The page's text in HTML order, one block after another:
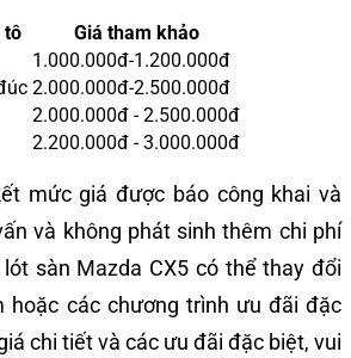
tô
Giá tham khảo
1.000.000đ-1.200.000đ
2.000.000đ-2.500.000đ
2.000.000đ - 2.500.000đ
2.200.000đ - 3.000.000đ
mức giá được báo công khai và
và không phát sinh thêm chi phí
sàn Mazda CX5 có thể thay đổi
hoặc các chương trình ưu đãi đặc
chi tiết và các ưu đãi đặc biệt, vui